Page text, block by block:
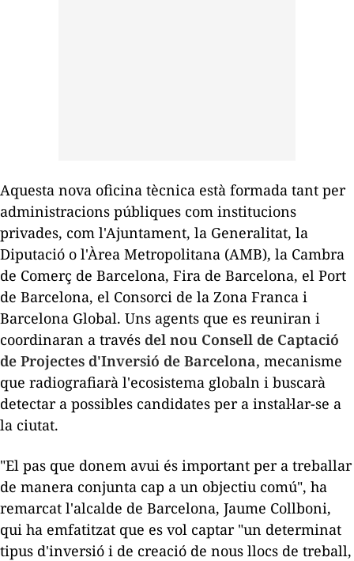
Aquesta nova oficina tècnica està formada tant per
administracions públiques com institucions
privades, com l'Ajuntament, la Generalitat, la
Diputació o l'Àrea Metropolitana (AMB), la Cambra
de Comerç de Barcelona, Fira de Barcelona, el Port
de Barcelona, el Consorci de la Zona Franca i
Barcelona Global. Uns agents que es reuniran i
coordinaran a través del nou Consell de Captació
de Projectes d'Inversió de Barcelona, mecanisme
que radiografiarà l'ecosistema globaln i buscarà
detectar a possibles candidates per a instal·lar-se a
la ciutat.
"El pas que donem avui és important per a treballar
de manera conjunta cap a un objectiu comú", ha
remarcat l'alcalde de Barcelona, Jaume Collboni,
qui ha emfatitzat que es vol captar "un determinat
tipus d'inversió i de creació de nous llocs de treball,